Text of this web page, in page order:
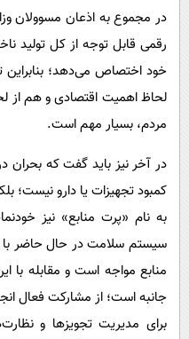
در مجموع به اذعان مسوولان
رقمی قابل توجه از کل تولید
خود اختصاص می‌دهد؛
لحاظ اهمیت اقتصادی و هم از
مردم، بسیار مهم است.
در آخر نیز باید گفت که بحران
کمبود تجهیزات یا دارو نیست؛
به نام «پرت منابع» نیز
سیستم سلامت در حال حاضر
منابع مواجه است و مقابله با
جانبه است؛ از مشارکت فعال
برای مدیریت تجویزها و